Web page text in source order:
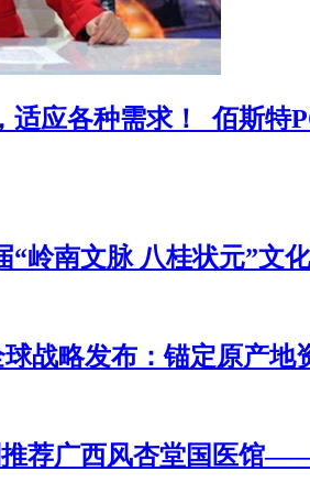
应各种需求！_佰斯特
岭南文脉 八桂状元”文
战略发布：锚定原产
推荐广西风杏堂国医馆